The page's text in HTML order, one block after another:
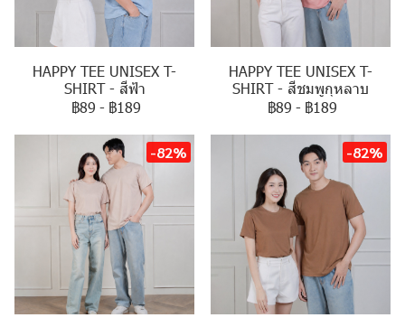
HAPPY TEE UNISEX T-
SHIRT - สีฟ้า
฿89 - ฿189
HAPPY TEE UNISEX T-
SHIRT - สีชมพูกุหลาบ
฿89 - ฿189
-82% -82%